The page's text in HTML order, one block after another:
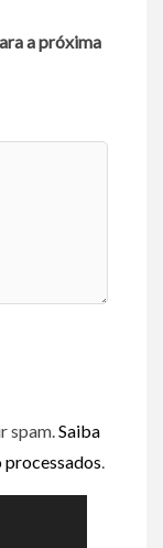
a próxima
spam.Saiba
processados.